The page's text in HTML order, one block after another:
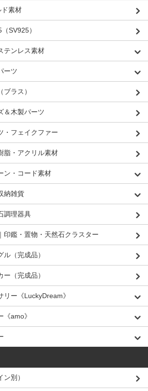
素材
SV925）
テンレス素材
ーツ
ラス）
＆木製パーツ
・フェイクファー
脂・アクリル素材
ン・コード素材
納雑貨
調理器具
印鑑・置物・天然石クラスター
（完成品）
（完成品）
ー《LuckyDream》
amo》
別）